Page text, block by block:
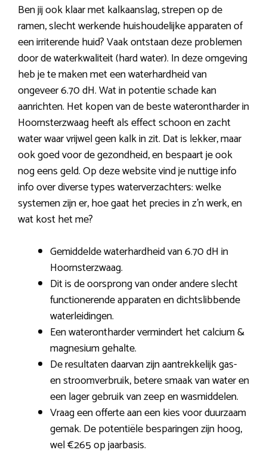
Ben jij ook klaar met kalkaanslag, strepen op de
ramen, slecht werkende huishoudelijke apparaten of
een irriterende huid? Vaak ontstaan deze problemen
door de waterkwaliteit (hard water). In deze omgeving
heb je te maken met een waterhardheid van
ongeveer 6.70 dH. Wat in potentie schade kan
aanrichten. Het kopen van de beste waterontharder in
Hoornsterzwaag heeft als effect schoon en zacht
water waar vrijwel geen kalk in zit. Dat is lekker, maar
ook goed voor de gezondheid, en bespaart je ook
nog eens geld. Op deze website vind je nuttige info
info over diverse types waterverzachters: welke
systemen zijn er, hoe gaat het precies in z’n werk, en
wat kost het me?
Gemiddelde waterhardheid van 6.70 dH in
Hoornsterzwaag.
Dit is de oorsprong van onder andere slecht
functionerende apparaten en dichtslibbende
waterleidingen.
Een waterontharder vermindert het calcium &
magnesium gehalte.
De resultaten daarvan zijn aantrekkelijk gas-
en stroomverbruik, betere smaak van water en
een lager gebruik van zeep en wasmiddelen.
Vraag een offerte aan een kies voor duurzaam
gemak. De potentiële besparingen zijn hoog,
wel €265 op jaarbasis.